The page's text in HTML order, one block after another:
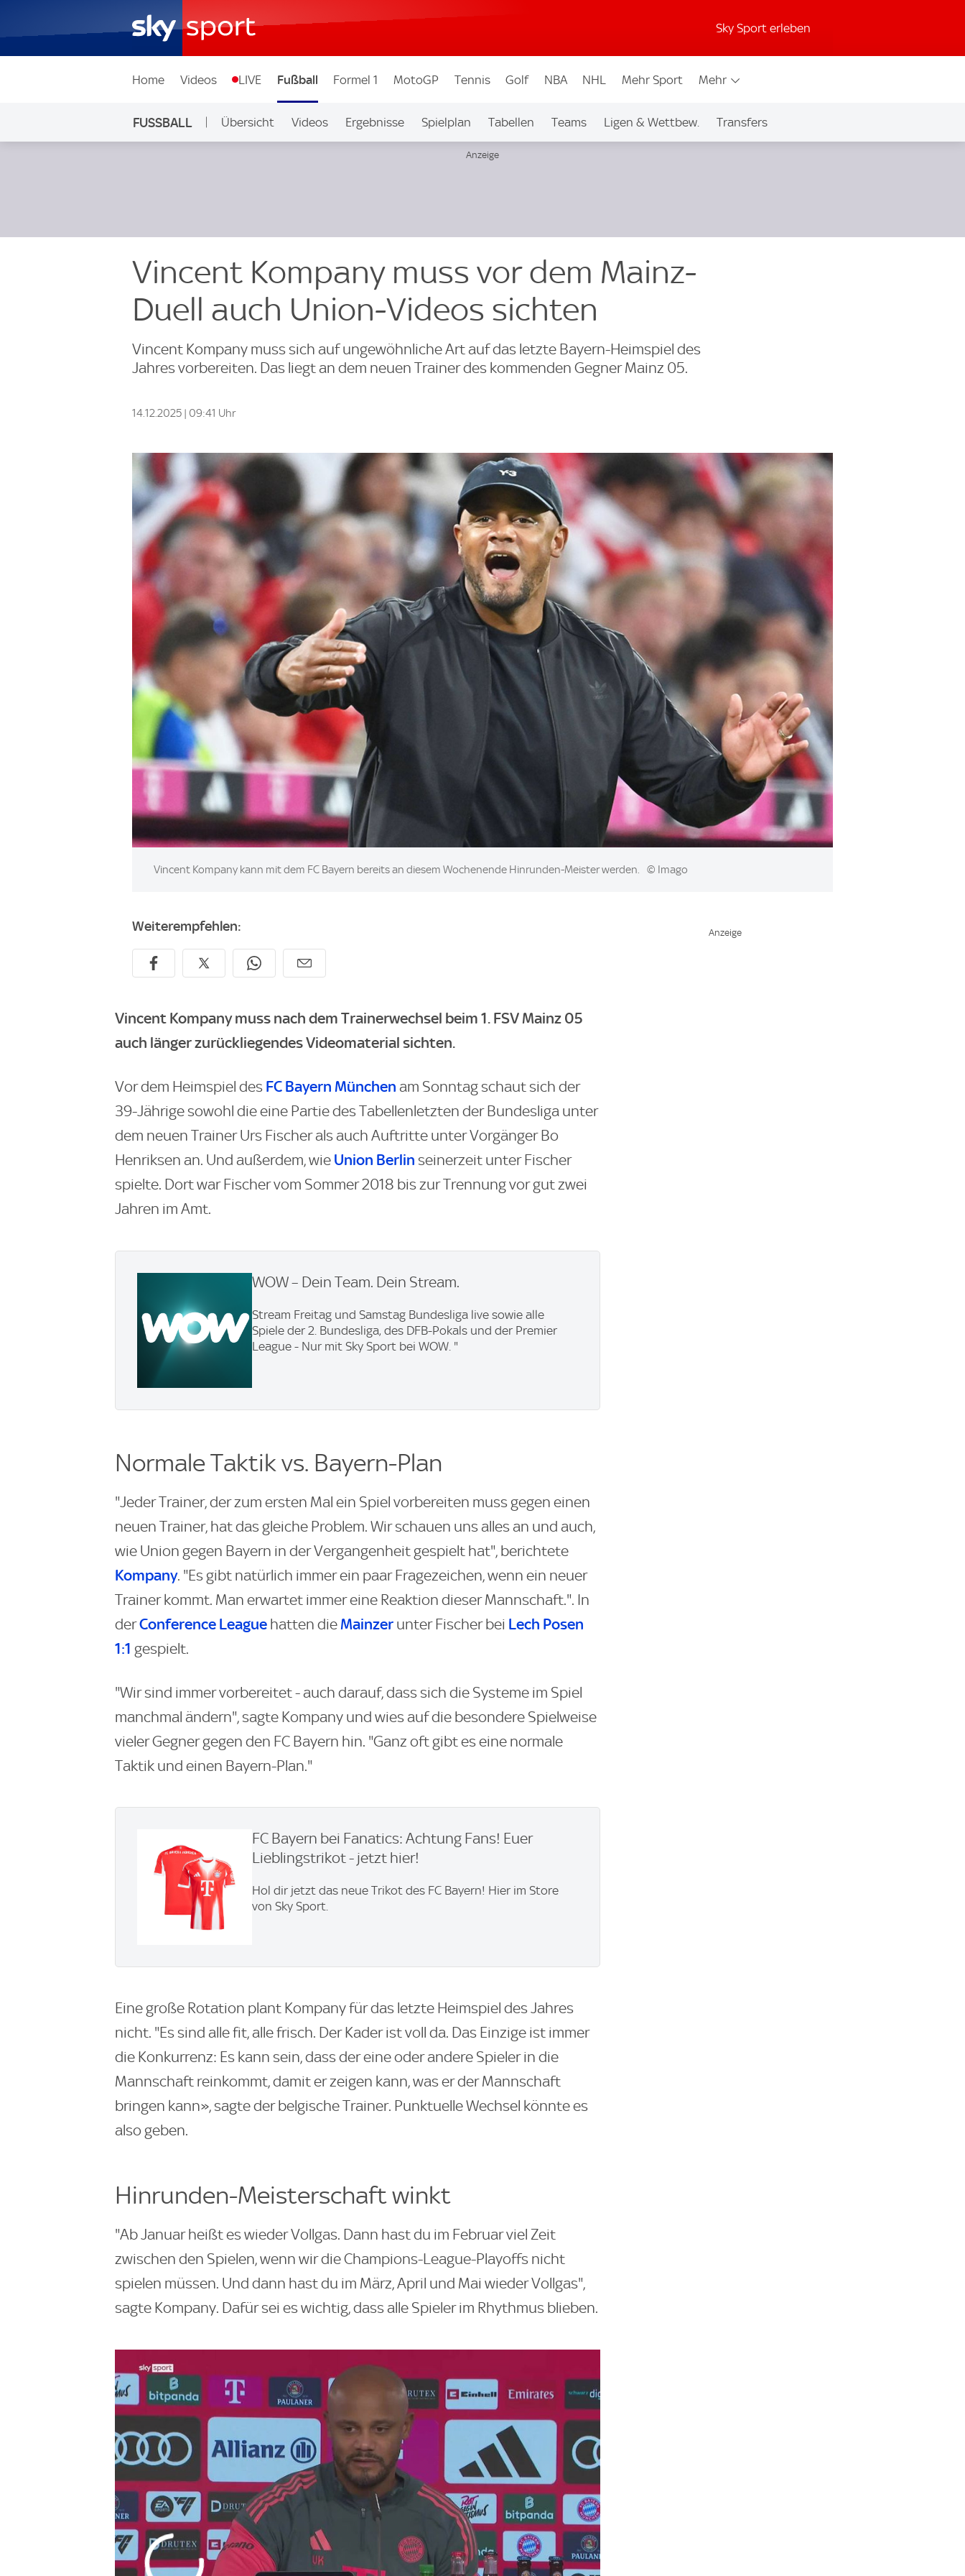
Sky Sport erleben
Home Videos LIVE Fußball Formel 1 MotoGP Tennis Golf NBA NHL Mehr Sport Mehr
FUSSBALL Übersicht Videos Ergebnisse Spielplan Tabellen Teams Ligen & Wettbew. Transfers
Vincent Kompany muss vor dem Mainz-
Duell auch Union-Videos sichten
Vincent Kompany muss sich auf ungewöhnliche Art auf das letzte Bayern-Heimspiel des
Jahres vorbereiten. Das liegt an dem neuen Trainer des kommenden Gegner Mainz 05.
14.12.2025 | 09:41 Uhr
Image:
Vincent Kompany kann mit dem FC Bayern bereits an diesem Wochenende Hinrunden-Meister werden. © Imago
Weiterempfehlen:
Vincent Kompany muss nach dem Trainerwechsel beim 1. FSV Mainz 05
auch länger zurückliegendes Videomaterial sichten.
Vor dem Heimspiel des FC Bayern München am Sonntag schaut sich der
39-Jährige sowohl die eine Partie des Tabellenletzten der Bundesliga unter
dem neuen Trainer Urs Fischer als auch Auftritte unter Vorgänger Bo
Henriksen an. Und außerdem, wie Union Berlin seinerzeit unter Fischer
spielte. Dort war Fischer vom Sommer 2018 bis zur Trennung vor gut zwei
Jahren im Amt.
WOW – Dein Team. Dein Stream.
Stream Freitag und Samstag Bundesliga live sowie alle
Spiele der 2. Bundesliga, des DFB-Pokals und der Premier
League - Nur mit Sky Sport bei WOW. "
Normale Taktik vs. Bayern-Plan
"Jeder Trainer, der zum ersten Mal ein Spiel vorbereiten muss gegen einen
neuen Trainer, hat das gleiche Problem. Wir schauen uns alles an und auch,
wie Union gegen Bayern in der Vergangenheit gespielt hat", berichtete
Kompany. "Es gibt natürlich immer ein paar Fragezeichen, wenn ein neuer
Trainer kommt. Man erwartet immer eine Reaktion dieser Mannschaft.". In
derConference League hatten die Mainzer unter Fischer bei Lech Posen
1:1 gespielt.
"Wir sind immer vorbereitet - auch darauf, dass sich die Systeme im Spiel
manchmal ändern", sagte Kompany und wies auf die besondere Spielweise
vieler Gegner gegen den FC Bayern hin. "Ganz oft gibt es eine normale
Taktik und einen Bayern-Plan."
FC Bayern bei Fanatics: Achtung Fans! Euer
Lieblingstrikot - jetzt hier!
Hol dir jetzt das neue Trikot des FC Bayern! Hier im Store
von Sky Sport.
Eine große Rotation plant Kompany für das letzte Heimspiel des Jahres
nicht. "Es sind alle fit, alle frisch. Der Kader ist voll da. Das Einzige ist immer
die Konkurrenz: Es kann sein, dass der eine oder andere Spieler in die
Mannschaft reinkommt, damit er zeigen kann, was er der Mannschaft
bringen kann», sagte der belgische Trainer. Punktuelle Wechsel könnte es
also geben.
Hinrunden-Meisterschaft winkt
"Ab Januar heißt es wieder Vollgas. Dann hast du im Februar viel Zeit
zwischen den Spielen, wenn wir die Champions-League-Playoffs nicht
spielen müssen. Und dann hast du im März, April und Mai wieder Vollgas",
sagte Kompany. Dafür sei es wichtig, dass alle Spieler im Rhythmus blieben.